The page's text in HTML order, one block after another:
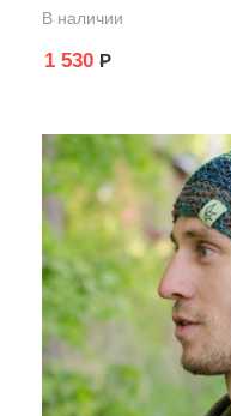
В наличии
1 530 Р